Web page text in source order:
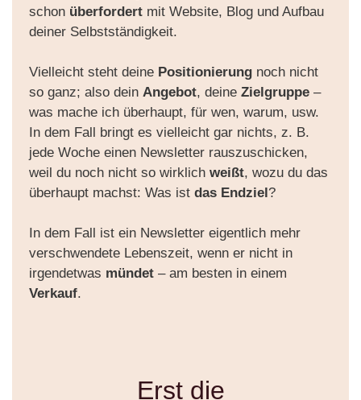
schon überfordert mit Website, Blog und Aufbau
deiner Selbstständigkeit.
Vielleicht steht deine Positionierung noch nicht
so ganz; also dein Angebot, deineZielgruppe –
was mache ich überhaupt, für wen, warum, usw.
In dem Fall bringt es vielleicht gar nichts, z. B.
jede Woche einen Newsletter rauszuschicken,
weil du noch nicht so wirklichweißt, wozu du das
überhaupt machst: Was istdas Endziel?
In dem Fall ist ein Newsletter eigentlich mehr
verschwendete Lebenszeit, wenn er nicht in
irgendetwas mündet – am besten in einem
Verkauf.
Erst die